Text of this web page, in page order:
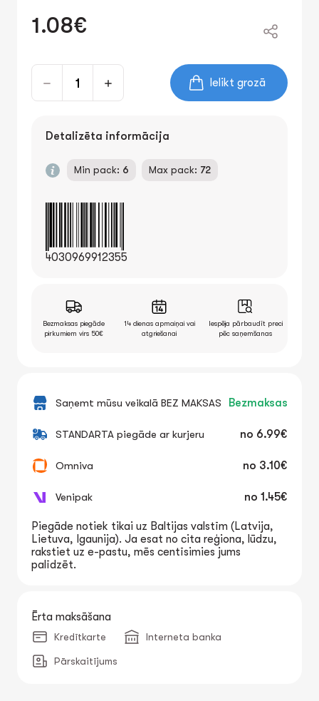
1.08€
Ielikt grozā
Detalizēta informācija
Min pack: 6 Max pack: 72
4030969912355
Bezmaksas piegāde
pirkumiem virs 50€
14 dienas apmaiņai vai
atgriešanai
Iespēja pārbaudīt preci
pēc saņemšanas
Saņemt mūsu veikalā BEZ MAKSAS Bezmaksas
STANDARTA piegāde ar kurjeru no 6.99€
Omniva no 3.10€
Venipak no 1.45€
Piegāde notiek tikai uz Baltijas valstīm (Latvija,
Lietuva, Igaunija). Ja esat no cita reģiona, lūdzu,
rakstiet uz e-pastu, mēs centīsimies jums
palīdzēt.
Ērta maksāšana
Kredītkarte Interneta banka
Pārskaitījums